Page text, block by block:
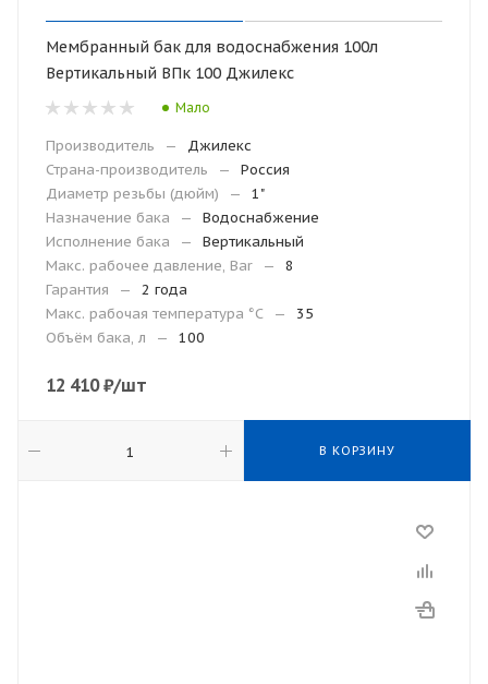
Мембранный бак для водоснабжения 100л
Вертикальный ВПк 100 Джилекс
Мало
Производитель —
Джилекс
Страна-производитель
—
Россия
Диаметр резьбы (дюйм)
—
1"
Назначение бака
—
Водоснабжение
Исполнение бака
—
Вертикальный
Макс. рабочее давление, Bar
—
8
Гарантия
—
2 года
Макc. рабочая температура °С
—
35
Объём бака, л
— 100
12 410₽/шт
В КОРЗИНУ